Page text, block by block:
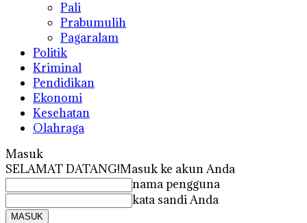
Pali
Prabumulih
Pagaralam
Politik
Kriminal
Pendidikan
Ekonomi
Kesehatan
Olahraga
Masuk
SELAMAT DATANG!Masuk ke akun Anda
nama pengguna
kata sandi Anda